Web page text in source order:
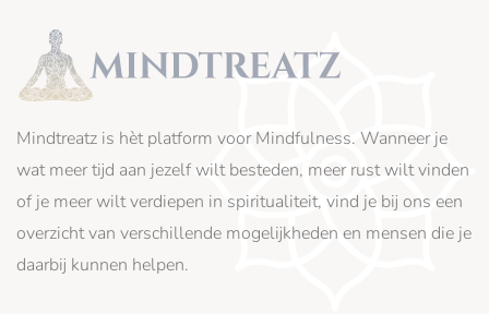
Mindtreatz is hèt platform voor Mindfulness. Wanneer je
wat meer tijd aan jezelf wilt besteden, meer rust wilt vinden
of je meer wilt verdiepen in spiritualiteit, vind je bij ons een
overzicht van verschillende mogelijkheden en mensen die je
daarbij kunnen helpen.